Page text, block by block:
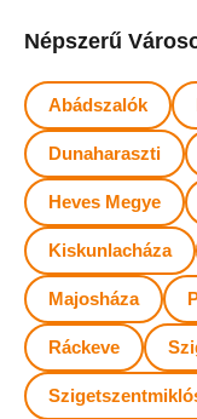
Népszerű
Abádszalók
Dunaharaszti
Heves Megye
Kiskunlacháza
Majosháza
Ráckeve